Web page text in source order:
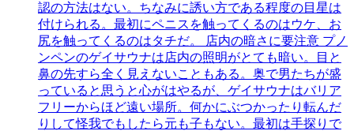
認の方法はない。ちなみに誘い方である程度の目星は
付けられる。最初にペニスを触ってくるのはウケ、お
尻を触ってくるのはタチだ。 店内の暗さに要注意 プノ
ンペンのゲイサウナは店内の照明がとても暗い。目と
鼻の先すら全く見えないこともある。奥で男たちが盛
っていると思うと心がはやるが、ゲイサウナはバリア
フリーからほど遠い場所。何かにぶつかったり転んだ
りして怪我でもしたら元も子もない。最初は手探りで